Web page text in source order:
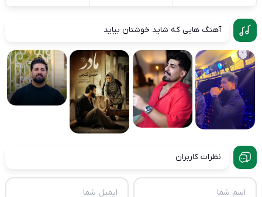
آهنگ هایی که شاید خوشتان بیاید
نظرات کاربران